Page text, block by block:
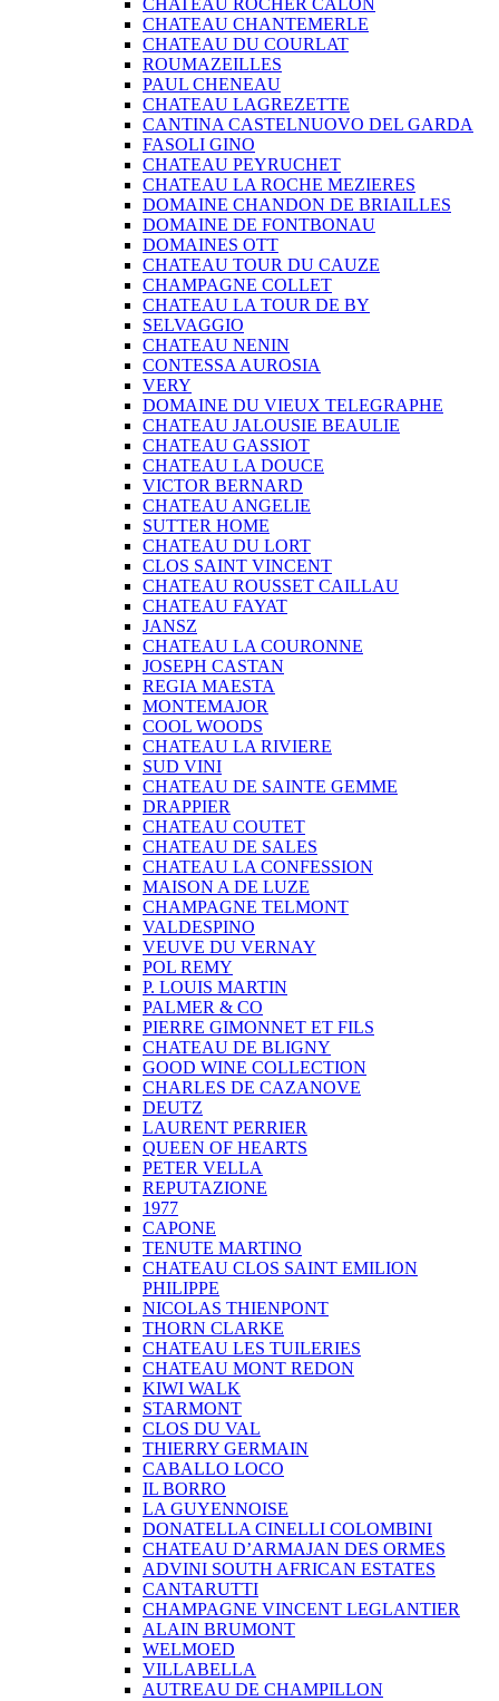
CHATEAU ROCHER CALON
CHATEAU CHANTEMERLE
CHATEAU DU COURLAT
ROUMAZEILLES
PAUL CHENEAU
CHATEAU LAGREZETTE
CANTINA CASTELNUOVO DEL GARDA
FASOLI GINO
CHATEAU PEYRUCHET
CHATEAU LA ROCHE MEZIERES
DOMAINE CHANDON DE BRIAILLES
DOMAINE DE FONTBONAU
DOMAINES OTT
CHATEAU TOUR DU CAUZE
CHAMPAGNE COLLET
CHATEAU LA TOUR DE BY
SELVAGGIO
CHATEAU NENIN
CONTESSA AUROSIA
VERY
DOMAINE DU VIEUX TELEGRAPHE
CHATEAU JALOUSIE BEAULIE
CHATEAU GASSIOT
CHATEAU LA DOUCE
VICTOR BERNARD
CHATEAU ANGELIE
SUTTER HOME
CHATEAU DU LORT
CLOS SAINT VINCENT
CHATEAU ROUSSET CAILLAU
CHATEAU FAYAT
JANSZ
CHATEAU LA COURONNE
JOSEPH CASTAN
REGIA MAESTA
MONTEMAJOR
COOL WOODS
CHATEAU LA RIVIERE
SUD VINI
CHATEAU DE SAINTE GEMME
DRAPPIER
CHATEAU COUTET
CHATEAU DE SALES
CHATEAU LA CONFESSION
MAISON A DE LUZE
CHAMPAGNE TELMONT
VALDESPINO
VEUVE DU VERNAY
POL REMY
P. LOUIS MARTIN
PALMER & CO
PIERRE GIMONNET ET FILS
CHATEAU DE BLIGNY
GOOD WINE COLLECTION
CHARLES DE CAZANOVE
DEUTZ
LAURENT PERRIER
QUEEN OF HEARTS
PETER VELLA
REPUTAZIONE
1977
CAPONE
TENUTE MARTINO
CHATEAU CLOS SAINT EMILION
PHILIPPE
NICOLAS THIENPONT
THORN CLARKE
CHATEAU LES TUILERIES
CHATEAU MONT REDON
KIWI WALK
STARMONT
CLOS DU VAL
THIERRY GERMAIN
CABALLO LOCO
IL BORRO
LA GUYENNOISE
DONATELLA CINELLI COLOMBINI
CHATEAU D’ARMAJAN DES ORMES
ADVINI SOUTH AFRICAN ESTATES
CANTARUTTI
CHAMPAGNE VINCENT LEGLANTIER
ALAIN BRUMONT
WELMOED
VILLABELLA
AUTREAU DE CHAMPILLON